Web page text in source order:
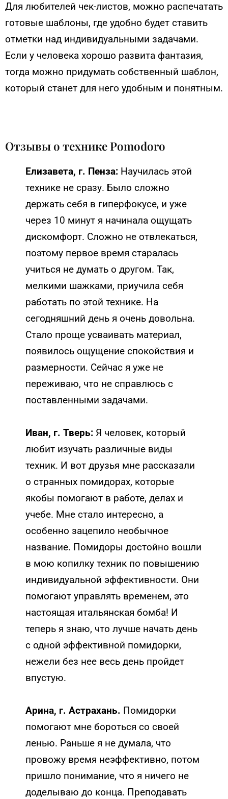
Для любителей чек-листов, можно распечатать
готовые шаблоны, где удобно будет ставить
отметки над индивидуальными задачами.
Если у человека хорошо развита фантазия,
тогда можно придумать собственный шаблон,
который станет для него удобным и понятным.
Отзывы о технике Pomodoro
Елизавета, г. Пенза: Научилась этой
технике не сразу. Было сложно
держать себя в гиперфокусе, и уже
через 10 минут я начинала ощущать
дискомфорт. Сложно не отвлекаться,
поэтому первое время старалась
учиться не думать о другом. Так,
мелкими шажками, приучила себя
работать по этой технике. На
сегодняшний день я очень довольна.
Стало проще усваивать материал,
появилось ощущение спокойствия и
размерности. Сейчас я уже не
переживаю, что не справлюсь с
поставленными задачами.
Иван, г. Тверь: Я человек, который
любит изучать различные виды
техник. И вот друзья мне рассказали
о странных помидорах, которые
якобы помогают в работе, делах и
учебе. Мне стало интересно, а
особенно зацепило необычное
название. Помидоры достойно вошли
в мою копилку техник по повышению
индивидуальной эффективности. Они
помогают управлять временем, это
настоящая итальянская бомба! И
теперь я знаю, что лучше начать день
с одной эффективной помидорки,
нежели без нее весь день пройдет
впустую.
Арина, г. Астрахань. Помидорки
помогают мне бороться со своей
ленью. Раньше я не думала, что
провожу время неэффективно, потом
пришло понимание, что я ничего не
доделываю до конца. Преподавать